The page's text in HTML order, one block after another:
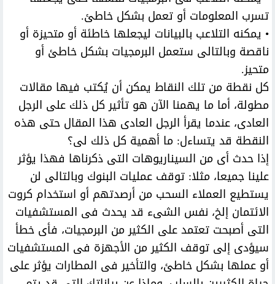
تسرب المعلومات أو تعمل بشكل خاطئ.
• يمكنه التلاعب بالبيانات ليجعلها خاطئة أو متحيزة أو
ناقصة وبالتالى ستعمل البرمجيات بشكل خاطئ أو
متحيز.
كل نقطة من تلك النقاط يمكن أن يُكتب فيها مقالات
مطولة، أما ما يهمنا الآن هو تأثير كل ذلك على الرجل
العادى، عندما يقرأ الرجل العادى هذا المقال حتى هذه
النقطة قد يتساءل: ما أهمية كل ذلك لى؟
إذا حدث أى من السيناريوهات التى ذكرناها فهذا يؤثر
علينا جميعا، مثلا: توقف عمليات البنوك وبالتالى لن
يستطيع العملاء السحب من أرصدتهم أو استخدام كروت
الائتمان إلخ، نفس الشىء قد يحدث فى المستشفيات
التى أصبحت تعتمد على الكثير من البرمجيات، فأى خطأ
سيؤدى إلى توقف الكثير من الأجهزة فى المستشفيات
أو عملها بشكل خاطئ، والتأخير فى المطارات يؤثر على